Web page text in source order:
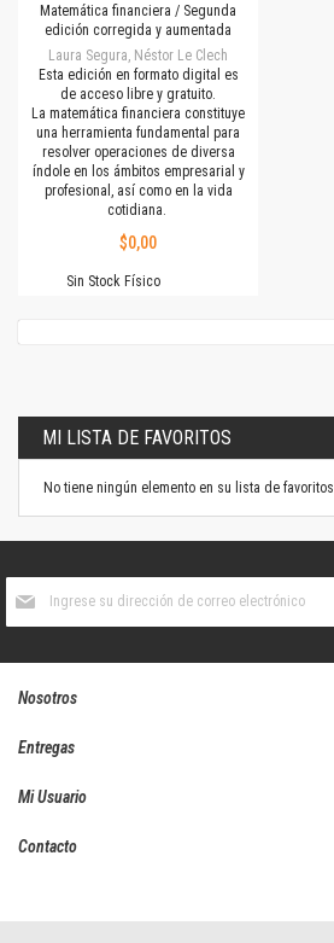
Matemática financiera / Segunda
edición corregida y aumentada
Laura Segura, Néstor Le Clech
Esta edición en formato digital es
de acceso libre y gratuito.
La matemática financiera constituye
una herramienta fundamental para
resolver operaciones de diversa
índole en los ámbitos empresarial y
profesional, así como en la vida
cotidiana.
$0,00
Sin Stock Físico
MI LISTA DE FAVORITOS
No tiene ningún elemento en su lista de favoritos.
boletín
Nosotros
Entregas
Mi Usuario
Contacto